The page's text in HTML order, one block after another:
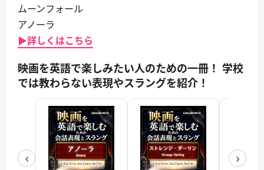
ムーンフォール
アノーラ
▶詳しくはこちら
映画を英語で楽しみたい人のための一冊！ 学校
では教わらない表現やスラングを紹介！
‹ ›